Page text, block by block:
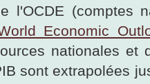
l'OCDE (comptes
Economic
nationales et
sont extrapolées